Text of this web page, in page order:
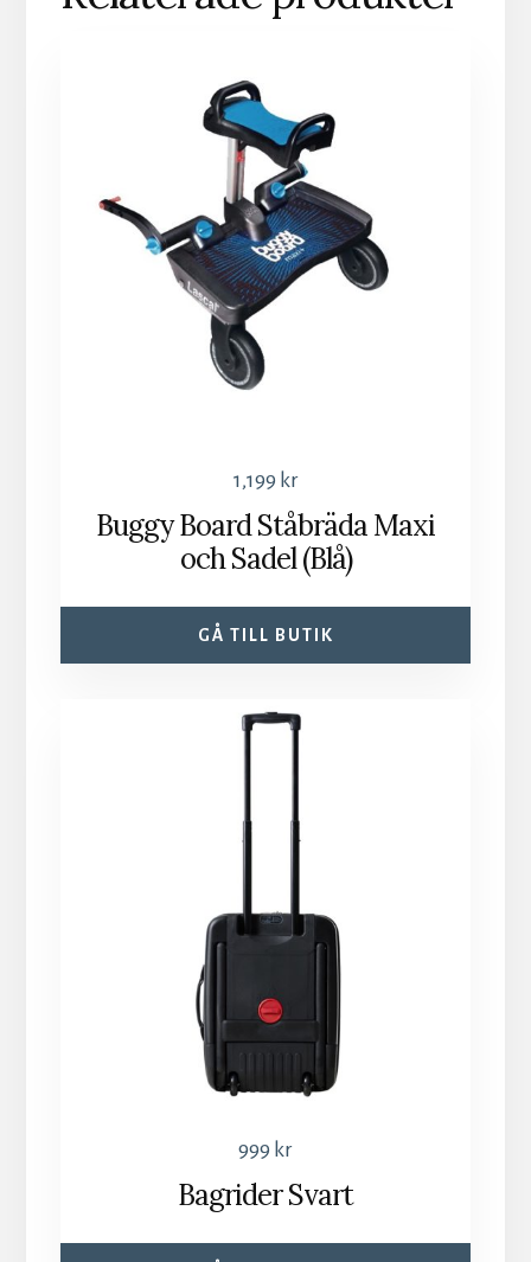
1,199 kr
Buggy Board Ståbräda Maxi
och Sadel (Blå)
GÅ TILL BUTIK
999 kr
Bagrider Svart